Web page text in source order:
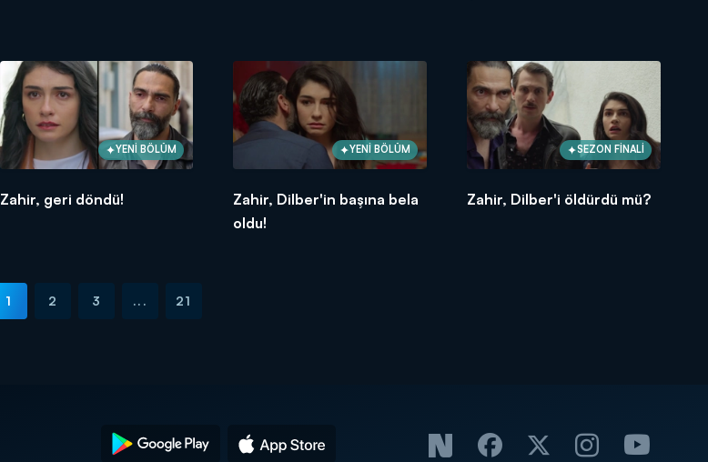
YENİ BÖLÜM
Zahir, geri döndü!
YENİ BÖLÜM
Zahir, Dilber'in başına bela
oldu!
SEZON FİNALİ
Zahir, Dilber'i öldürdü mü?
1 2 3 ... 21